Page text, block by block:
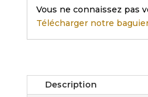
750
diamants.
Vous ne connaissez pas
Télécharger notre
Description